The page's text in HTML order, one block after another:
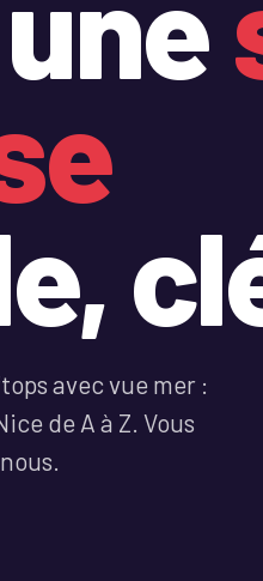
avec vue mer :
de A à Z. Vous